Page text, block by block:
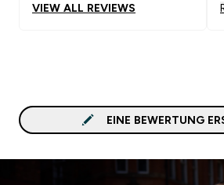
VIEW ALL REVIEWS
EINE BEWERTUNG